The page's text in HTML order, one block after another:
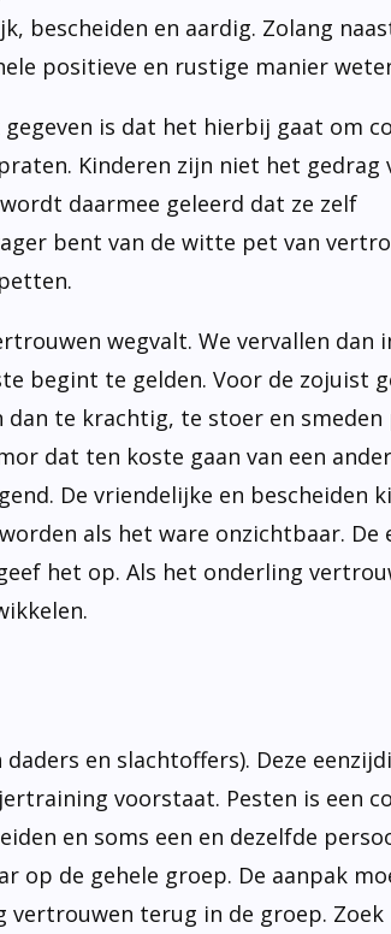
bescheiden en aardig. Zolang
positieve en rustige manier
is dat het hierbij gaat om
Kinderen zijn niet het gedrag
daarmee geleerd dat ze zelf
bent van de witte pet van
wegvalt. We vervallen dan
begint te gelden. Voor de zojuist
dan te krachtig, te stoer en smeden
dat ten koste gaan van een
De vriendelijke en bescheiden
als het ware onzichtbaar. De
het op. Als het onderling
en slachtoffers). Deze
voorstaat. Pesten is een
en soms een en dezelfde
op de gehele groep. De aanpak
vertrouwen terug in de groep.